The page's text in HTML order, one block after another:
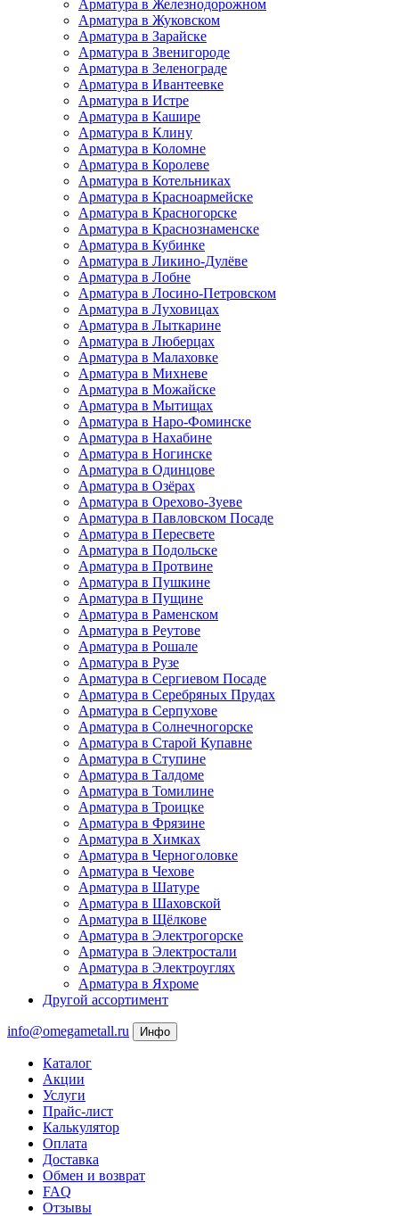
Арматура в Железнодорожном
Арматура в Жуковском
Арматура в Зарайске
Арматура в Звенигороде
Арматура в Зеленограде
Арматура в Ивантеевке
Арматура в Истре
Арматура в Кашире
Арматура в Клину
Арматура в Коломне
Арматура в Королеве
Арматура в Котельниках
Арматура в Красноармейске
Арматура в Красногорске
Арматура в Краснознаменске
Арматура в Кубинке
Арматура в Ликино-Дулёве
Арматура в Лобне
Арматура в Лосино-Петровском
Арматура в Луховицах
Арматура в Лыткарине
Арматура в Люберцах
Арматура в Малаховке
Арматура в Михневе
Арматура в Можайске
Арматура в Мытищах
Арматура в Наро-Фоминске
Арматура в Нахабине
Арматура в Ногинске
Арматура в Одинцове
Арматура в Озёрах
Арматура в Орехово-Зуеве
Арматура в Павловском Посаде
Арматура в Пересвете
Арматура в Подольске
Арматура в Протвине
Арматура в Пушкине
Арматура в Пущине
Арматура в Раменском
Арматура в Реутове
Арматура в Рошале
Арматура в Рузе
Арматура в Сергиевом Посаде
Арматура в Серебряных Прудах
Арматура в Серпухове
Арматура в Солнечногорске
Арматура в Старой Купавне
Арматура в Ступине
Арматура в Талдоме
Арматура в Томилине
Арматура в Троицке
Арматура в Фрязине
Арматура в Химках
Арматура в Черноголовке
Арматура в Чехове
Арматура в Шатуре
Арматура в Шаховской
Арматура в Щёлкове
Арматура в Электрогорске
Арматура в Электростали
Арматура в Электроуглях
Арматура в Яхроме
Другой ассортимент
info@omegametall.ru Инфо
Каталог
Акции
Услуги
Прайс-лист
Калькулятор
Оплата
Доставка
Обмен и возврат
FAQ
Отзывы